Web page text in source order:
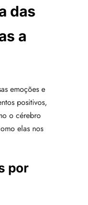
das
a
emoções e
positivos,
o cérebro
elas nos
por